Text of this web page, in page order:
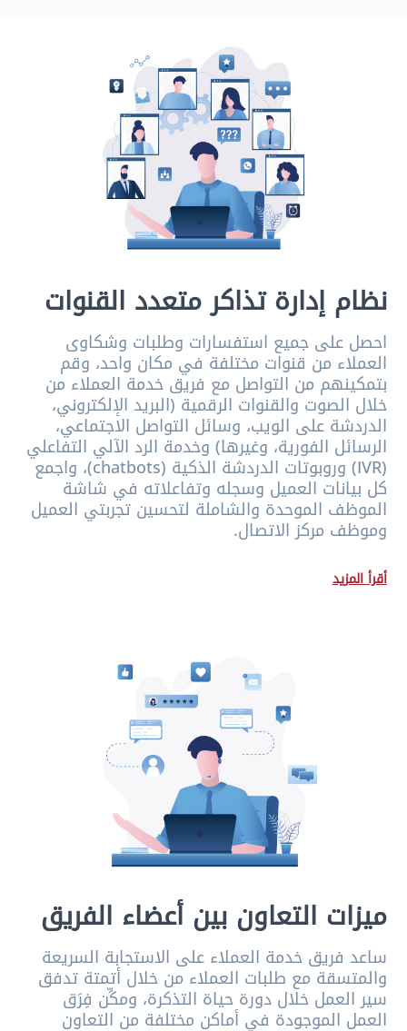
نظام إدارة تذاكر متعدد القنوات
احصل على جميع استفسارات وطلبات وشكاوى
العملاء من قنوات مختلفة في مكان واحد، وقم
بتمكينهم من التواصل مع فريق خدمة العملاء من
خلال الصوت والقنوات الرقمية (البريد الإلكتروني،
الدردشة على الويب، وسائل التواصل الاجتماعي،
الرسائل الفورية، وغيرها) وخدمة الرد الآلي التفاعلي
(IVR) وروبوتات الدردشة الذكية (chatbots)، واجمع
كل بيانات العميل وسجله وتفاعلاته في شاشة
الموظف الموحدة والشاملة لتحسين تجربتي العميل
وموظف مركز الاتصال.
أقرأ المزيد
ميزات التعاون بين أعضاء الفريق
ساعد فريق خدمة العملاء على الاستجابة السريعة
والمتسقة مع طلبات العملاء من خلال أتمتة تدفق
سير العمل خلال دورة حياة التذكرة، ومكِّن فِرَق
العمل الموجودة في أماكن مختلفة من التعاون